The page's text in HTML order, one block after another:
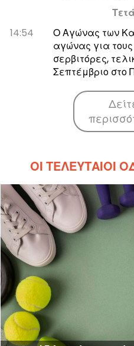
14:54
Ο Αγώνας των
αγώνας για τους
σερβιτόρες,
Σεπτέμβριο στο
ΟΙ ΤΕΛΕΥΤΑΊΟΙ